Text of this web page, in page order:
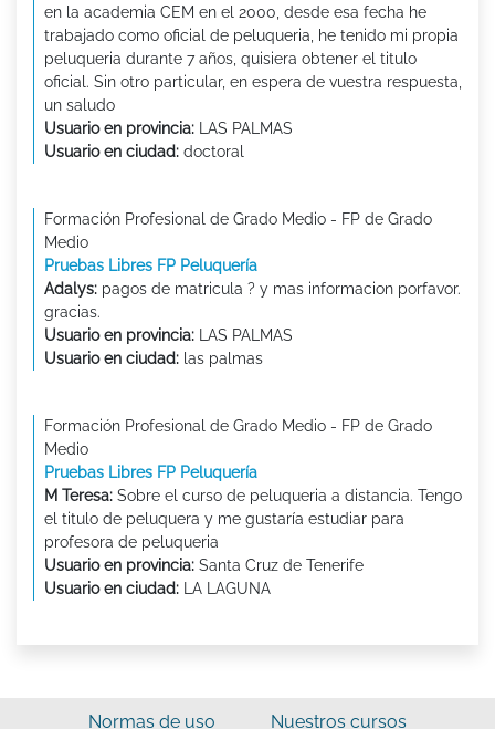
en la academia CEM en el 2000, desde esa fecha he
trabajado como oficial de peluqueria, he tenido mi propia
peluqueria durante 7 años, quisiera obtener el titulo
oficial. Sin otro particular, en espera de vuestra respuesta,
un saludo
Usuario en provincia: LAS PALMAS
Usuario en ciudad: doctoral
Formación Profesional de Grado Medio - FP de Grado
Medio
Pruebas Libres FP Peluquería
Adalys: pagos de matricula ? y mas informacion porfavor.
gracias.
Usuario en provincia: LAS PALMAS
Usuario en ciudad: las palmas
Formación Profesional de Grado Medio - FP de Grado
Medio
Pruebas Libres FP Peluquería
M Teresa: Sobre el curso de peluqueria a distancia. Tengo
el titulo de peluquera y me gustaría estudiar para
profesora de peluqueria
Usuario en provincia: Santa Cruz de Tenerife
Usuario en ciudad: LA LAGUNA
Normas de uso Nuestros cursos